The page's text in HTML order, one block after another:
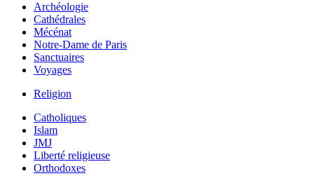
Archéologie
Cathédrales
Mécénat
Notre-Dame de Paris
Sanctuaires
Voyages
Religion
Catholiques
Islam
JMJ
Liberté religieuse
Orthodoxes